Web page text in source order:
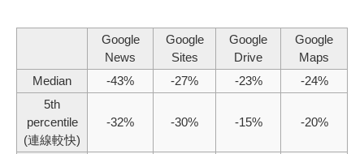
Google
News
Google
Sites
Google
Drive
Google
Maps
Median
-43% -27% -23%
-24%
5th
percentile
(連線較快)
-32% -30% -15% -20%